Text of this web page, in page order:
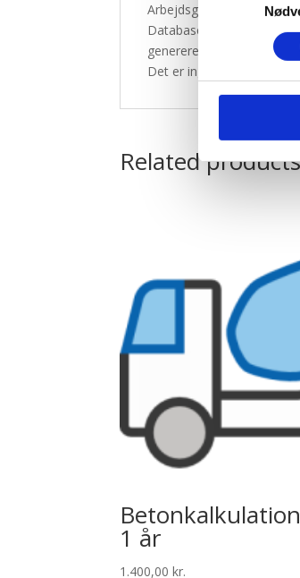
Arbejdsgange er
Databasen kan arbejde
generere en
Det er ingen knust at
Related
1 år
1.400,00kr.